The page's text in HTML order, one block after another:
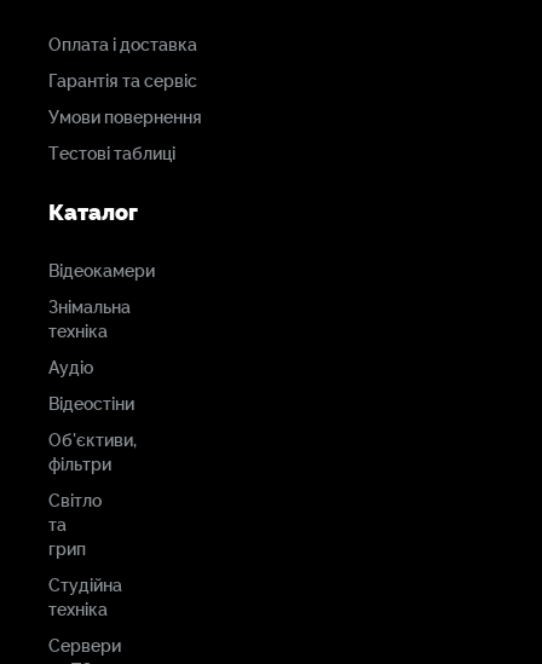
Оплата і доставка
Гарантія та сервіс
Умови повернення
Тестові таблиці
Каталог
Відеокамери
Знімальна
техніка
Аудіо
Відеостіни
Об'єктиви,
фільтри
Світло
та
грип
Студійна
техніка
Сервери